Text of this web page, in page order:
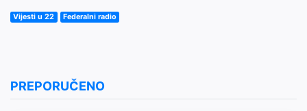
Vijesti u 22 Federalni radio
PREPORUČENO